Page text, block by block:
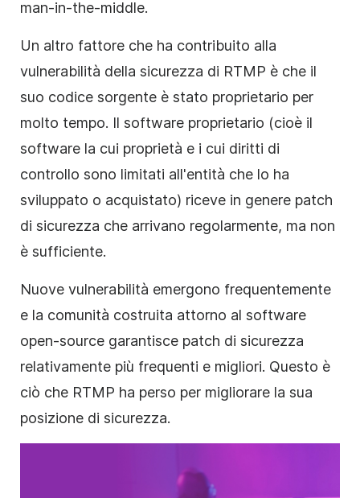
man-in-the-middle.
Un altro fattore che ha contribuito alla
vulnerabilità della sicurezza di RTMP è che il
suo codice sorgente è stato proprietario per
molto tempo. Il software proprietario (cioè il
software la cui proprietà e i cui diritti di
controllo sono limitati all'entità che lo ha
sviluppato o acquistato) riceve in genere patch
di sicurezza che arrivano regolarmente, ma non
è sufficiente.
Nuove vulnerabilità emergono frequentemente
e la comunità costruita attorno al software
open-source garantisce patch di sicurezza
relativamente più frequenti e migliori. Questo è
ciò che RTMP ha perso per migliorare la sua
posizione di sicurezza.